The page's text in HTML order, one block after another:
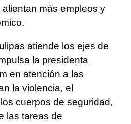
más empleos y
atiende los ejes de
la presidenta
en atención a las
la violencia, el
cuerpos de seguridad,
las tareas de